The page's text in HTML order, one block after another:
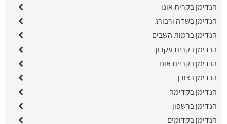
הנדימן בקרית אונו
הנדימן בשדה ורבורג
הנדימן ברמות השבים
הנדימן בקרית עקרון
הנדימן בקריית אונו
הנדימן בצורן
הנדימן בקדימה
הנדימן ברשפון
הנדימן בקדומים